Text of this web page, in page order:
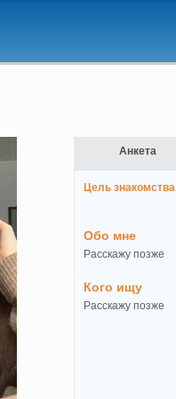
Анкета
Цель знакомства
Обо мне
Расскажу позже
Кого ищу
Расскажу позже